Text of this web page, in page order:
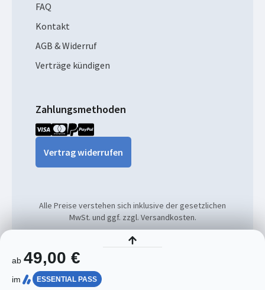
ab 49,00 €
im ESSENTIAL PASS
FAQ
Kontakt
AGB & Widerruf
Verträge kündigen
Zahlungsmethoden
Vertrag widerrufen
© 2026
Alle Preise verstehen sich inklusive der gesetzlichen
MwSt. und ggf. zzgl. Versandkosten.